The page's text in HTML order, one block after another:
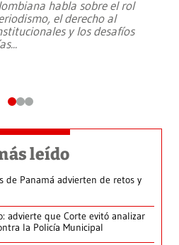
habla sobre el rol
el derecho al
y los desafíos
...
leído
de Panamá advierten de retos y
advierte que Corte evitó analizar
la Policía Municipal